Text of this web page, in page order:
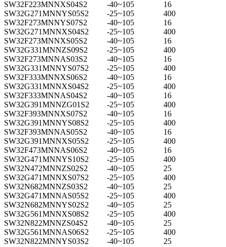
SW32F223MNNXS04S2 -40~105
16
SW32G271MNNYS05S2
-25~105
400
SW32F273MNNYS07S2
-40~105
16
SW32G271MNNXS04S2
-25~105
400
SW32F273MNNXS05S2
-40~105
16
SW32G331MNNZS09S2
-25~105
400
SW32F273MNNAS03S2
-40~105
16
SW32G331MNNYS07S2
-25~105
400
SW32F333MNNXS06S2
-40~105
16
SW32G331MNNXS04S2
-25~105
400
SW32F333MNNAS04S2
-40~105
16
SW32G391MNNZG01S2
-25~105
400
SW32F393MNNXS07S2
-40~105
16
SW32G391MNNYS08S2
-25~105
400
SW32F393MNNAS05S2
-40~105
16
SW32G391MNNXS05S2
-25~105
400
SW32F473MNNAS06S2
-40~105
16
SW32G471MNNYS10S2
-25~105
400
SW32N472MNNZS02S2
-40~105
25
SW32G471MNNXS07S2
-25~105
400
SW32N682MNNZS03S2
-40~105
25
SW32G471MNNAS05S2
-25~105
400
SW32N682MNNYS02S2
-40~105
25
SW32G561MNNXS08S2
-25~105
400
SW32N822MNNZS04S2
-40~105
25
SW32G561MNNAS06S2
-25~105
400
SW32N822MNNYS03S2
-40~105
25